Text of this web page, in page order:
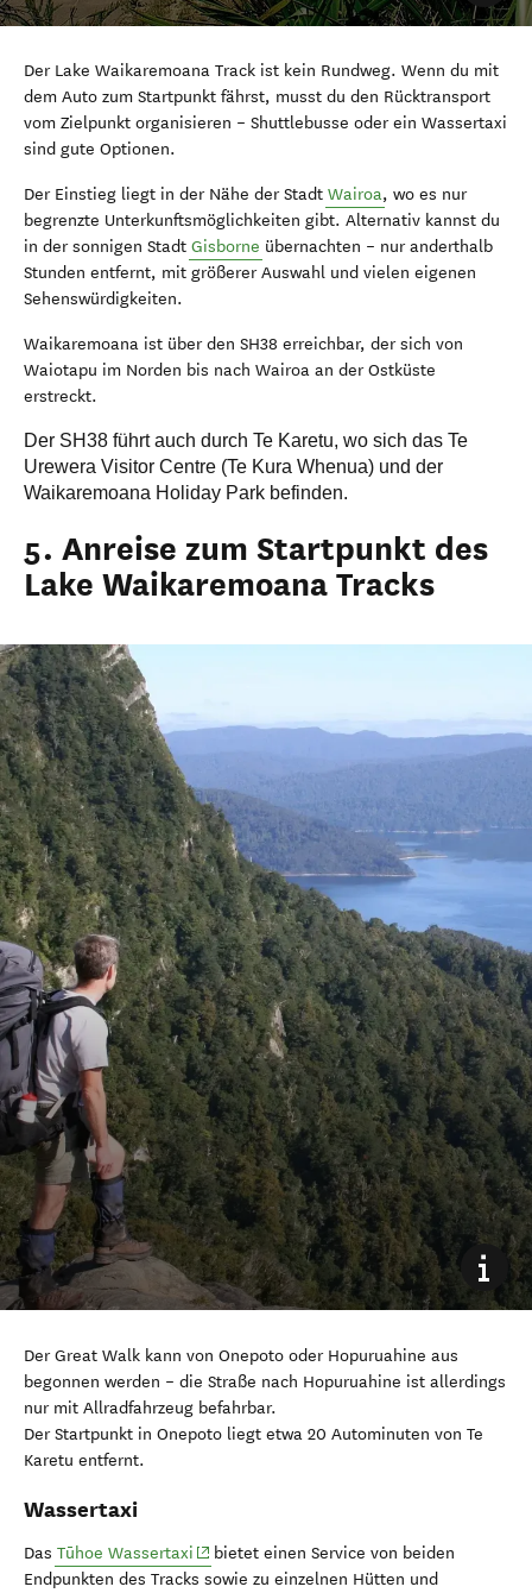
Der Lake Waikaremoana Track ist kein Rundweg. Wenn du mit
dem Auto zum Startpunkt fährst, musst du den Rücktransport
vom Zielpunkt organisieren – Shuttlebusse oder ein Wassertaxi
sind gute Optionen.
Der Einstieg liegt in der Nähe der Stadt Wairoa, wo es nur
begrenzte Unterkunftsmöglichkeiten gibt. Alternativ kannst du
in der sonnigen Stadt Gisborne übernachten – nur anderthalb
Stunden entfernt, mit größerer Auswahl und vielen eigenen
Sehenswürdigkeiten.
Waikaremoana ist über den SH38 erreichbar, der sich von
Waiotapu im Norden bis nach Wairoa an der Ostküste
erstreckt.
Der SH38 führt auch durch Te Karetu, wo sich das Te
Urewera Visitor Centre (Te Kura Whenua) und der
Waikaremoana Holiday Park befinden.
5. Anreise zum Startpunkt des
Lake Waikaremoana Tracks
Der Great Walk kann von Onepoto oder Hopuruahine aus
begonnen werden – die Straße nach Hopuruahine ist allerdings
nur mit Allradfahrzeug befahrbar.
Der Startpunkt in Onepoto liegt etwa 20 Autominuten von Te
Karetu entfernt.
Wassertaxi
Das Tūhoe Wassertaxi (opens in new window)
bietet einen Service von beiden
Endpunkten des Tracks sowie zu einzelnen Hütten und